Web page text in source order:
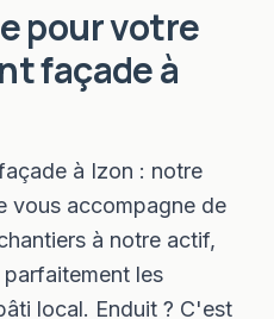
pour votre
façadeà
à Izon : notre
vous accompagne de
à notre actif,
les
local. Enduit ? C'est